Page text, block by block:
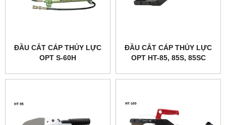
ĐẦU CẮT CÁP THỦY LỰC
OPT S-60H
ĐẦU CẮT CÁP THỦY LỰC
OPT HT-85, 85S, 85SC